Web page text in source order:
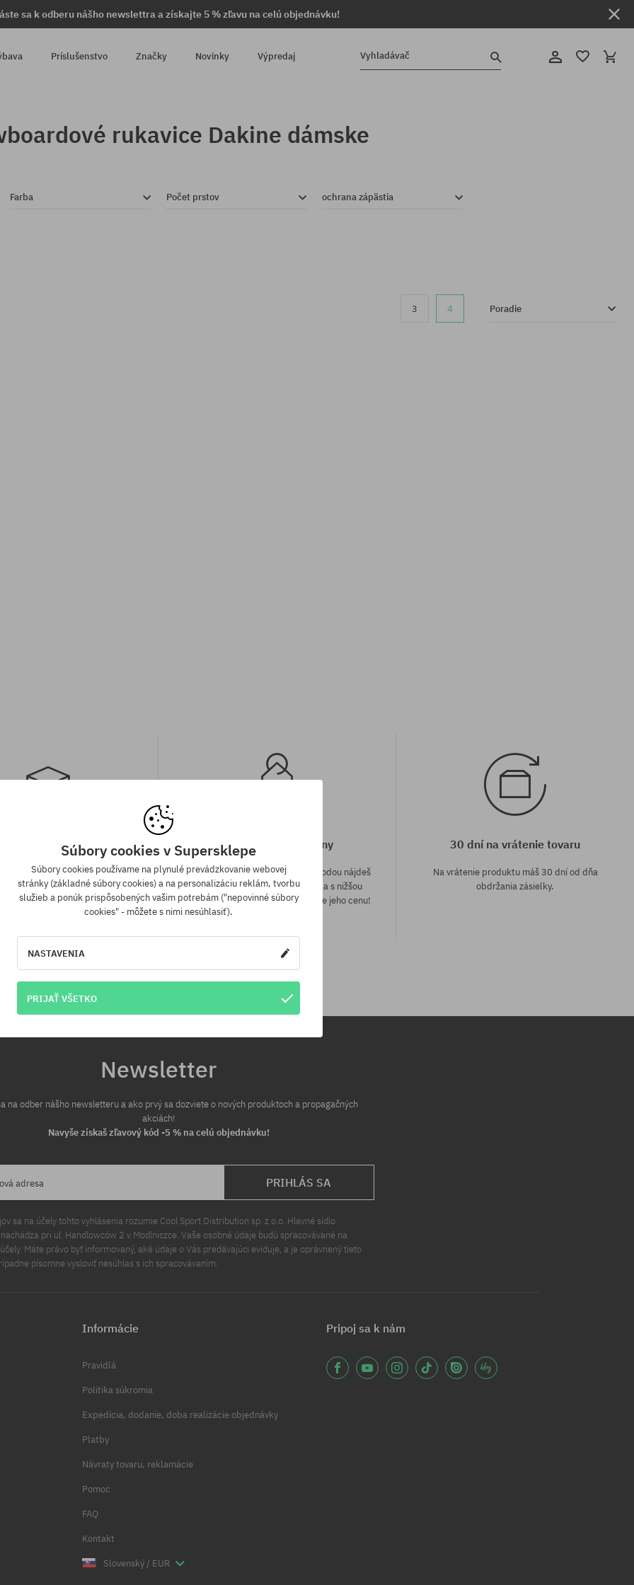
sa k odberu nášho newslettra a získajte 5 % zľavu na celú objednávku!
Príslušenstvo Značky Novinky Výpredaj Vyhladávač
rukavice Dakine dámske
Farba Počet prstov ochrana zápästia
3 4 Poradie
zadarmo od 70,30 €
v hodnote nad 70,30 €
bez rozdielu na vybraný
platby a doručenia.
Záruka najnižšej ceny
Máme najlepšie ceny, ale keď náhodou nájdeš
ten istý produkt v inom e-shope a s nižšou
cenou - špeciálne pre Teba znížime jeho cenu!
30 dní na vrátenie tovaru
Na vrátenie produktu máš 30 dní od dňa
obdržania zásielky.
Newsletter
na odber nášho newsletteru a ako prvý sa dozviete o nových produktoch a propagačných
akciách!
Navyše získaš zľavový kód -5 % na celú objednávku!
adresa PRIHLÁS SA
sa na účely tohto vyhlásenia rozumie Cool Sport Distribution sp. z o.o. Hlavné sídlo
pri ul. Handlowców 2 v Modlniczce. Vaše osobné údaje budú spracovávané na
Máte právo byť informovaný, aké údaje o Vás predávajúci eviduje, a je oprávnený tieto
písomne vysloviť nesúhlas s ich spracovávaním.
Informácie
Pravidlá
Politika súkromia
Expedícia, dodanie, doba realizácie objednávky
Platby
Návraty tovaru, reklamácie
Pomoc
FAQ
Kontakt
Slovenský / EUR
Pripoj sa k nám
Súbory cookies v Supersklepe
Súbory cookies používame na plynulé prevádzkovanie webovej
stránky (základné súbory cookies) a na personalizáciu reklám, tvorbu
služieb a ponúk prispôsobených vašim potrebám ("nepovinné súbory
cookies" - môžete s nimi nesúhlasiť).
NASTAVENIA
PRIJAŤ VŠETKO